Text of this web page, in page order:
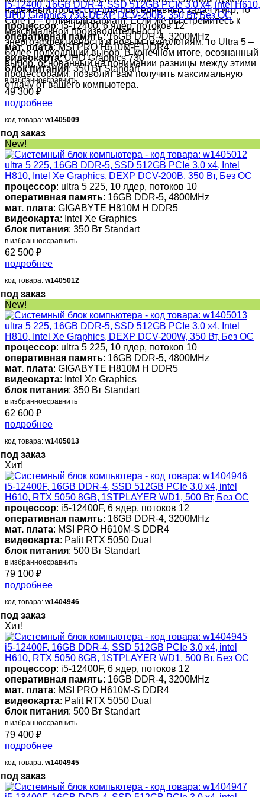
надежный процессор для повседневных задач и игр, то
Core i5 – отличный вариант. Если же вы стремитесь к
максимальной производительности,
энергоэффективности и новым технологиям, то Ultra 5 –
более подходящий выбор. В конечном итоге, осознанный
выбор, основанный на понимании разницы между этими
процессорами, позволит вам получить максимальную
отдачу от вашего компьютера.
i5-12400, 16GB DDR-4, SSD 512GB PCIe 3.0 x4, intel H610,
UHD Graphics 730, DEXP DCV-200B, 350 Вт, Без ОС
процессор: i5-12400, 6 ядер, потоков 12
оперативная память: 16GB DDR-4, 3200MHz
мат. плата: MSI PRO H610M-E DDR4
видеокарта: UHD Graphics 730
блок питания: 350 Вт Standart
в избранноесравнить
49 300 ₽
подробнее
код товара: w1405009
под заказ
New!
ultra 5 225, 16GB DDR-5, SSD 512GB PCIe 3.0 x4, Intel
H810, Intel Xe Graphics, DEXP DCV-200B, 350 Вт, Без ОС
процессор: ultra 5 225, 10 ядер, потоков 10
оперативная память: 16GB DDR-5, 4800MHz
мат. плата: GIGABYTE H810M H DDR5
видеокарта: Intel Xe Graphics
блок питания: 350 Вт Standart
в избранноесравнить
62 500 ₽
подробнее
код товара: w1405012
под заказ
New!
ultra 5 225, 16GB DDR-5, SSD 512GB PCIe 3.0 x4, Intel
H810, Intel Xe Graphics, DEXP DCV-200W, 350 Вт, Без ОС
процессор: ultra 5 225, 10 ядер, потоков 10
оперативная память: 16GB DDR-5, 4800MHz
мат. плата: GIGABYTE H810M H DDR5
видеокарта: Intel Xe Graphics
блок питания: 350 Вт Standart
в избранноесравнить
62 600 ₽
подробнее
код товара: w1405013
под заказ
Хит!
i5-12400F, 16GB DDR-4, SSD 512GB PCIe 3.0 x4, intel
H610, RTX 5050 8GB, 1STPLAYER WD1, 500 Вт, Без ОС
процессор: i5-12400F, 6 ядер, потоков 12
оперативная память: 16GB DDR-4, 3200MHz
мат. плата: MSI PRO H610M-S DDR4
видеокарта: Palit RTX 5050 Dual
блок питания: 500 Вт Standart
в избранноесравнить
79 100 ₽
подробнее
код товара: w1404946
под заказ
Хит!
i5-12400F, 16GB DDR-4, SSD 512GB PCIe 3.0 x4, intel
H610, RTX 5050 8GB, 1STPLAYER WD1, 500 Вт, Без ОС
процессор: i5-12400F, 6 ядер, потоков 12
оперативная память: 16GB DDR-4, 3200MHz
мат. плата: MSI PRO H610M-S DDR4
видеокарта: Palit RTX 5050 Dual
блок питания: 500 Вт Standart
в избранноесравнить
79 400 ₽
подробнее
код товара: w1404945
под заказ